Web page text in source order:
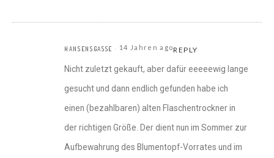
HANSENSGASSE 14 Jahren agoREPLY
Nicht zuletzt gekauft, aber dafür eeeeewig lange
gesucht und dann endlich gefunden habe ich
einen (bezahlbaren) alten Flaschentrockner in
der richtigen Größe. Der dient nun im Sommer zur
Aufbewahrung des Blumentopf-Vorrates und im